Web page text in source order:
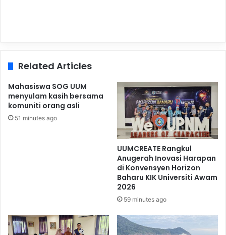
Related Articles
Mahasiswa SOG UUM
menyulam kasih bersama
komuniti orang asli
51 minutes ago
UUMCREATE Rangkul
Anugerah Inovasi Harapan
di Konvensyen Horizon
Baharu KIK Universiti Awam
2026
59 minutes ago